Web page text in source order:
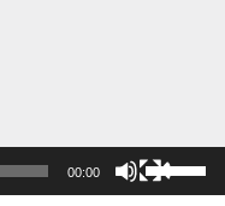
00:00
Hoch/